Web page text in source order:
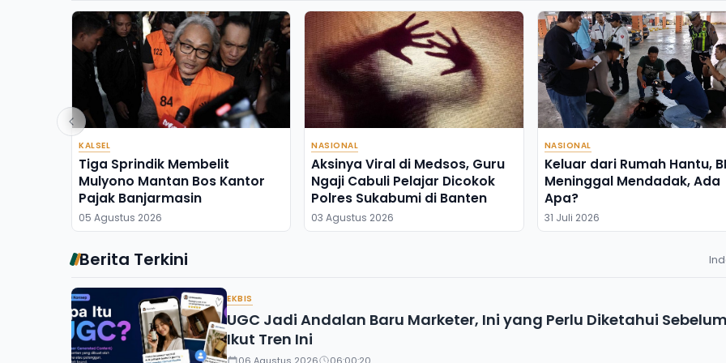
KALSEL
Tiga Sprindik Membelit
Mulyono Mantan Bos Kantor
Pajak Banjarmasin
05 Agustus 2026
NASIONAL
Aksinya Viral di Medsos, Guru
Ngaji Cabuli Pelajar Dicokok
Polres Sukabumi di Banten
03 Agustus 2026
NASIONAL
Keluar dari Rumah Hantu,
Meninggal Mendadak, Ada
Apa?
31 Juli 2026
Berita Terkini
EKBIS
UGC Jadi Andalan Baru Marketer, Ini yang Perlu Diketahui Sebelum
Ikut Tren Ini